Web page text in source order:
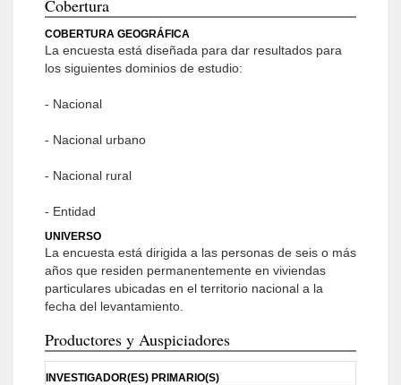
Cobertura
COBERTURA GEOGRÁFICA
La encuesta está diseñada para dar resultados para
los siguientes dominios de estudio:
- Nacional
- Nacional urbano
- Nacional rural
- Entidad
UNIVERSO
La encuesta está dirigida a las personas de seis o más
años que residen permanentemente en viviendas
particulares ubicadas en el territorio nacional a la
fecha del levantamiento.
Productores y Auspiciadores
INVESTIGADOR(ES) PRIMARIO(S)